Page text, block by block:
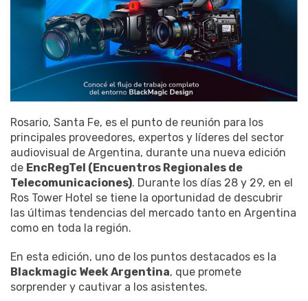
Rosario, Santa Fe, es el punto de reunión para los
principales proveedores, expertos y líderes del sector
audiovisual de Argentina, durante una nueva edición
de EncRegTel (Encuentros Regionales de
Telecomunicaciones). Durante los días 28 y 29, en el
Ros Tower Hotel se tiene la oportunidad de descubrir
las últimas tendencias del mercado tanto en Argentina
como en toda la región.
En esta edición, uno de los puntos destacados es la
Blackmagic Week Argentina, que promete
sorprender y cautivar a los asistentes.